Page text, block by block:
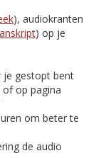
), audiokranten
) op je
je gestopt bent
of op pagina
om beter te
de audio